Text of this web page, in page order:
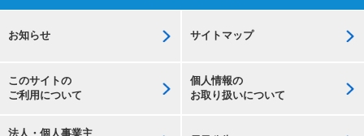
お知らせ サイトマップ
このサイトの
ご利用について
個人情報の
お取り扱いについて
法人・個人事業主